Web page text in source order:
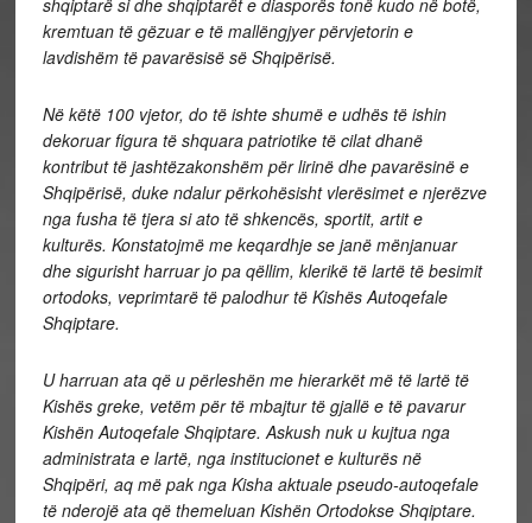
shqiptarë si dhe shqiptarët e diasporës tonë kudo në botë,
kremtuan të gëzuar e të mallëngjyer përvjetorin e
lavdishëm të pavarësisë së Shqipërisë.
Në këtë 100 vjetor, do të ishte shumë e udhës të ishin
dekoruar figura të shquara patriotike të cilat dhanë
kontribut të jashtëzakonshëm për lirinë dhe pavarësinë e
Shqipërisë, duke ndalur përkohësisht vlerësimet e njerëzve
nga fusha të tjera si ato të shkencës, sportit, artit e
kulturës. Konstatojmë me keqardhje se janë mënjanuar
dhe sigurisht harruar jo pa qëllim, klerikë të lartë të besimit
ortodoks, veprimtarë të palodhur të Kishës Autoqefale
Shqiptare.
U harruan ata që u përleshën me hierarkët më të lartë të
Kishës greke, vetëm për të mbajtur të gjallë e të pavarur
Kishën Autoqefale Shqiptare. Askush nuk u kujtua nga
administrata e lartë, nga institucionet e kulturës në
Shqipëri, aq më pak nga Kisha aktuale pseudo-autoqefale
të nderojë ata që themeluan Kishën Ortodokse Shqiptare.